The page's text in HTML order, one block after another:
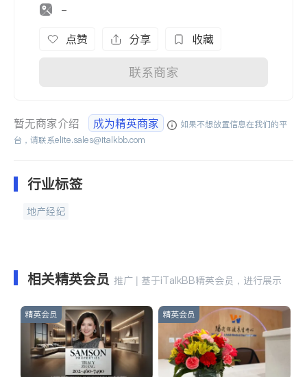
-
点赞 分享 收藏
联系商家
暂无商家介绍 成为精英商家
如果不想放置信息在我们的平
台，请联系elite.sales@italkbb.com
行业标签
地产经纪
相关精英会员 推广 | 基于iTalkBB精英会员，进行展示
精英会员 精英会员